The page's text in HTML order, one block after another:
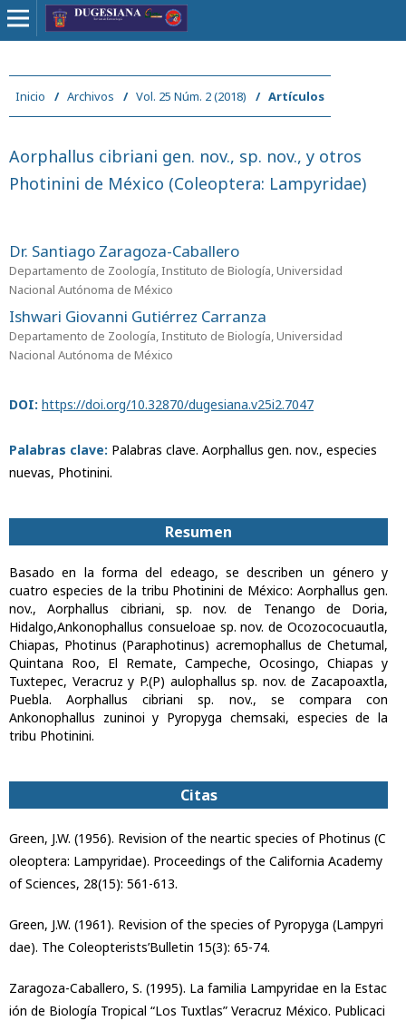
Inicio / Archivos / Vol. 25 Núm. 2 (2018) / Artículos
Aorphallus cibriani gen. nov., sp. nov., y otros
Photinini de México (Coleoptera: Lampyridae)
Dr. Santiago Zaragoza-Caballero
Departamento de Zoología, Instituto de Biología, Universidad
Nacional Autónoma de México
Ishwari Giovanni Gutiérrez Carranza
Departamento de Zoología, Instituto de Biología, Universidad
Nacional Autónoma de México
DOI: https://doi.org/10.32870/dugesiana.v25i2.7047
Palabras clave: Palabras clave. Aorphallus gen. nov., especies
nuevas, Photinini.
Resumen
Basado en la forma del edeago, se describen un género y
cuatro especies de la tribu Photinini de México: Aorphallus gen.
nov., Aorphallus cibriani, sp. nov. de Tenango de Doria,
Hidalgo,Ankonophallus consueloae sp. nov. de Ocozococuautla,
Chiapas, Photinus (Paraphotinus) acremophallus de Chetumal,
Quintana Roo, El Remate, Campeche, Ocosingo, Chiapas y
Tuxtepec, Veracruz y P.(P) aulophallus sp. nov. de Zacapoaxtla,
Puebla. Aorphallus cibriani sp. nov., se compara con
Ankonophallus zuninoi y Pyropyga chemsaki, especies de la
tribu Photinini.
Citas
Green, J.W. (1956). Revision of the neartic species of Photinus (C
oleoptera: Lampyridae). Proceedings of the California Academy
of Sciences, 28(15): 561-613.
Green, J.W. (1961). Revision of the species of Pyropyga (Lampyri
dae). The Coleopterists’Bulletin 15(3): 65-74.
Zaragoza-Caballero, S. (1995). La familia Lampyridae en la Estac
ión de Biología Tropical “Los Tuxtlas” Veracruz México. Publicaci